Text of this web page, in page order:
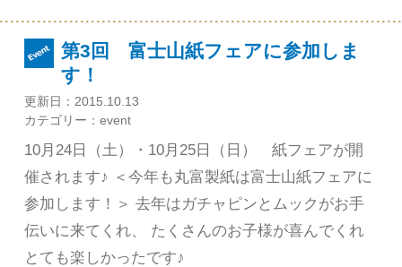
第3回 富士山紙フェアに参加しま
す！
更新日： 2015.10.13
カテゴリー： event
10月24日（土）・10月25日（日） 紙フェアが開
催されます♪ ＜今年も丸富製紙は富士山紙フェアに
参加します！＞ 去年はガチャピンとムックがお手
伝いに来てくれ、 たくさんのお子様が喜んでくれ
とても楽しかったです♪